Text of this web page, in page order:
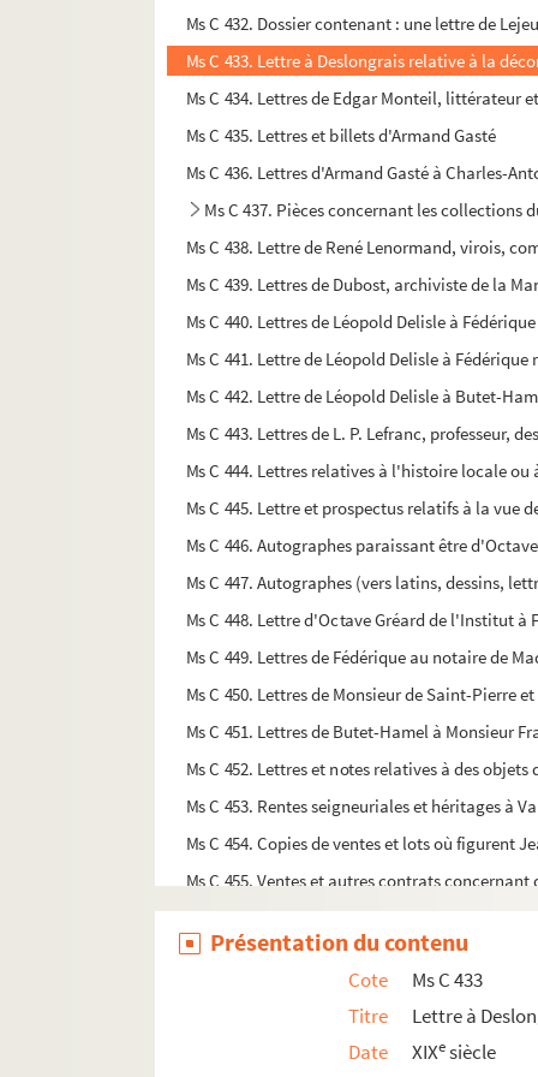
Ms C 432. Dossier contenant : une lettre de
Ms C 433. Lettre à Deslongrais relative à la
Ms C 434. Lettres de Edgar Monteil, littérateur
Ms C 435. Lettres et billets d'Armand Gasté
Ms C 436. Lettres d'Armand Gasté à Charles-
Ms C 437. Pièces concernant les collections
Ms C 438. Lettre de René Lenormand, virois,
Ms C 439. Lettres de Dubost, archiviste de la
Ms C 440. Lettres de Léopold Delisle à
Ms C 441. Lettre de Léopold Delisle à
Ms C 442. Lettre de Léopold Delisle à Butet-
Ms C 443. Lettres de L. P. Lefranc,
Ms C 444. Lettres relatives à l'histoire locale
Ms C 445. Lettre et prospectus relatifs à la vue
Ms C 446. Autographes paraissant être
Ms C 447. Autographes (vers latins, dessins,
Ms C 448. Lettre d'Octave Gréard de l'Institut
Ms C 449. Lettres de Fédérique au notaire de
Ms C 450. Lettres de Monsieur de Saint-Pierre
Ms C 451. Lettres de Butet-Hamel à Monsieur
Ms C 452. Lettres et notes relatives à des
Ms C 453. Rentes seigneuriales et héritages à
Ms C 454. Copies de ventes et lots où figurent
Ms C 455. Ventes et autres contrats
Ms C 456. Fonds Henri Cailly. Ventes et
Ms C 457. Actes de ventes et autres
Ms C 458. Vente par Madame de la Croix,
Ms C 459. Compte entre Denys Legrain et
Ms C 460. Actes de dons, de ventes, ou de
Présentation du contenu
Cote
Ms C 433
Titre
Lettre à
Date
XIXesiècle